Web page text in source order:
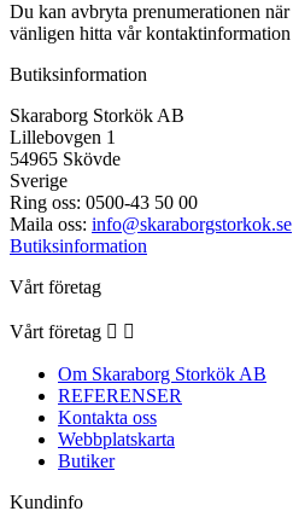
Du kan avbryta prenumerationen
vänligen hitta vår
Butiksinformation
Skaraborg Storkök AB
Lillebovgen 1
54965 Skövde
Sverige
Ring oss: 0500-43 50 00
Maila oss: info@skaraborgstorkok.se
Butiksinformation
Vårt företag
Vårt företag  
Om Skaraborg Storkök AB
REFERENSER
Kontakta oss
Webbplatskarta
Butiker
Kundinfo